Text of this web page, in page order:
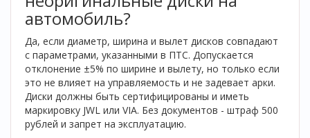
автомобиль?
Да, если диаметр, ширина и вылет дисков совпадают
с параметрами, указанными в ПТС. Допускается
отклонение ±5% по ширине и вылету, но только если
это не влияет на управляемость и не задевает арки.
Диски должны быть сертифицированы и иметь
маркировку JWL или VIA. Без документов - штраф 500
рублей и запрет на эксплуатацию.